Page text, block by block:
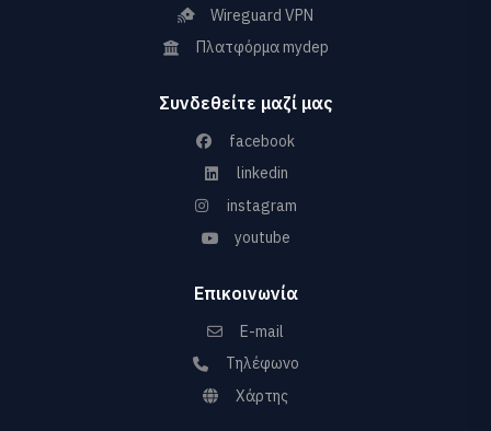
Wireguard VPN
Πλατφόρμα mydep
Συνδεθείτε μαζί μας
facebook
linkedin
instagram
youtube
Επικοινωνία
E-mail
Τηλέφωνο
Χάρτης